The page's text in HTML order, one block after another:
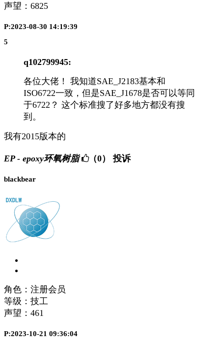
声望： 6825
P:2023-08-30 14:19:39
5
q102799945:
各位大佬！ 我知道SAE_J2183基本和
ISO6722一致，但是SAE_J1678是否可以等同
于6722？ 这个标准搜了好多地方都没有搜
到。
我有2015版本的
EP - epoxy环氧树脂 （0） 投诉
blackbear
角色：注册会员
等级：技工
声望： 461
P:2023-10-21 09:36:04